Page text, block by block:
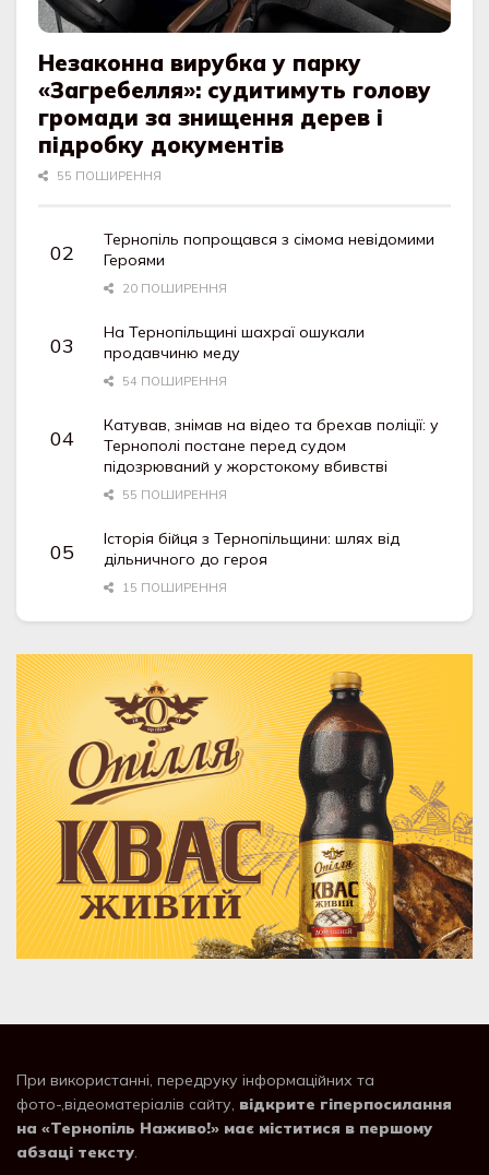
Незаконна вирубка у парку
«Загребелля»: судитимуть голову
громади за знищення дерев і
підробку документів
55 ПОШИРЕННЯ
Тернопіль попрощався з сімома невідомими
Героями
20 ПОШИРЕННЯ
На Тернопільщині шахраї ошукали
продавчиню меду
54 ПОШИРЕННЯ
Катував, знімав на відео та брехав поліції: у
Тернополі постане перед судом
підозрюваний у жорстокому вбивстві
55 ПОШИРЕННЯ
Історія бійця з Тернопільщини: шлях від
дільничного до героя
15 ПОШИРЕННЯ
При використанні, передруку інформаційних та
фото-,відеоматеріалів сайту, відкрите гіперпосилання
на «Тернопіль Наживо!» має міститися в першому
абзаці тексту.